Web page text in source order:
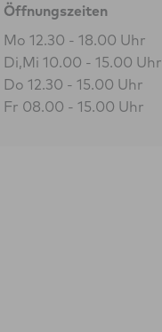
Öffnungszeiten
Mo 12.30 - 18.00 Uhr
Di,Mi 10.00 - 15.00 Uhr
Do 12.30 - 15.00 Uhr
Fr 08.00 - 15.00 Uhr